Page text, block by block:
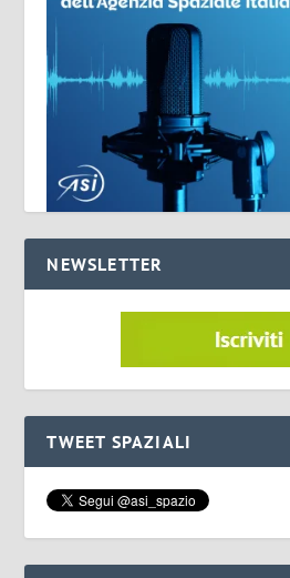
NEWSLETTER
TWEET SPAZIALI